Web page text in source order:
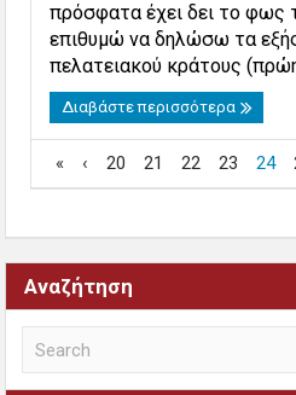
πρόσφατα έχει δει το φως
επιθυμώ να δηλώσω τα
πελατειακού κράτους
Διαβάστε περισσότερα
« ‹ 20 21 22 23 24
Αναζήτηση